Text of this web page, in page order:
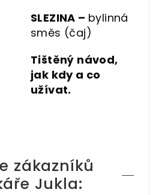
SLEZINA – bylinná
směs (čaj)
Tištěný návod,
jak kdy a co
užívat.
zákazníků
Jukla: